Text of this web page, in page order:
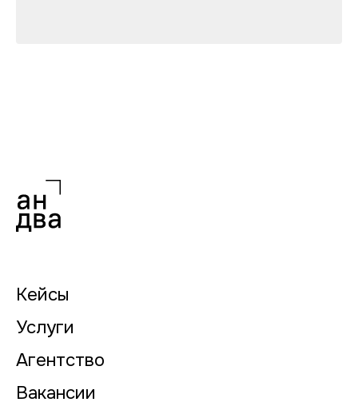
Кейсы
Услуги
Агентство
Вакансии